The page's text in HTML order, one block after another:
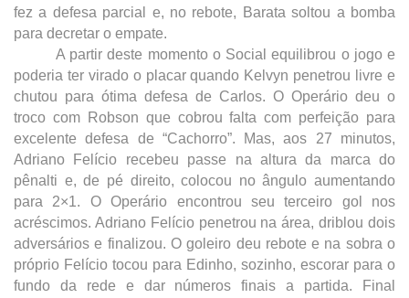
fez a defesa parcial e, no rebote, Barata soltou a bomba
para decretar o empate.
A partir deste momento o Social equilibrou o jogo e
poderia ter virado o placar quando Kelvyn penetrou livre e
chutou para ótima defesa de Carlos. O Operário deu o
troco com Robson que cobrou falta com perfeição para
excelente defesa de “Cachorro”. Mas, aos 27 minutos,
Adriano Felício recebeu passe na altura da marca do
pênalti e, de pé direito, colocou no ângulo aumentando
para 2×1. O Operário encontrou seu terceiro gol nos
acréscimos. Adriano Felício penetrou na área, driblou dois
adversários e finalizou. O goleiro deu rebote e na sobra o
próprio Felício tocou para Edinho, sozinho, escorar para o
fundo da rede e dar números finais a partida. Final